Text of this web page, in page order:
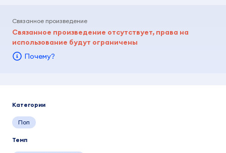
Связанное произведение
Связанное произведение отсутствует, права на
использование будут ограничены
Почему?
Категории
Поп
Темп